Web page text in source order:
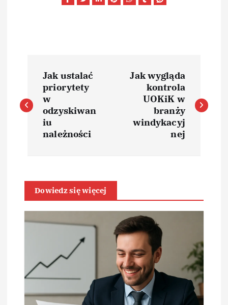
a
w
c
a
w
Jak ustalać
priorytety
w
odzyskiwan
iu
należności
Jak wygląda
kontrola
UOKiK w
branży
windykacyj
nej
Dowiedz się więcej